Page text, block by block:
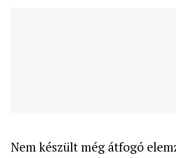
Nem készült még átfogó